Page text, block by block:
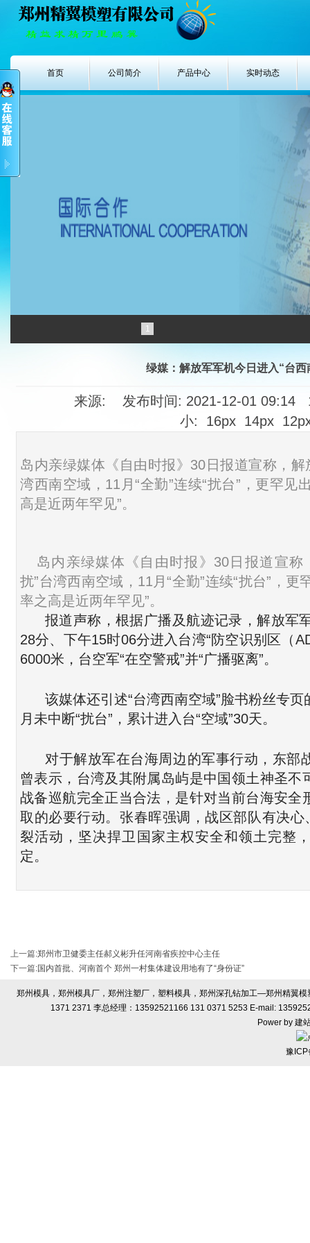
首页 公司简介 产品中心 实时动态
1
绿媒：解放军军机今日进入“台西
来源: 发布时间: 2021-12-01 09:14
小: 16px 14px
岛内亲绿媒体《自由时报》30日报道宣称，解
湾西南空域，11月“全勤”连续“扰台”，更罕见
高是近两年罕见”。
岛内亲绿媒体《自由时报》30日报道宣称
扰”台湾西南空域，11月“全勤”连续“扰台”，更
率之高是近两年罕见”。
报道声称，根据广播及航迹记录，解放军
28分、下午15时06分进入台湾“防空识别区（
6000米，台空军“在空警戒”并“广播驱离”。
该媒体还引述“台湾西南空域”脸书粉丝专
月未中断“扰台”，累计进入台“空域”30天。
对于解放军在台海周边的军事行动，东部
曾表示，台湾及其附属岛屿是中国领土神圣不
战备巡航完全正当合法，是针对当前台海安全
取的必要行动。张春晖强调，战区部队有决心
裂活动，坚决捍卫国家主权安全和领土完整
定。
上一篇:郑州市卫健委主任郝义彬升任河南省疾控中心主任
下一篇:国内首批、河南首个 郑州一村集体建设用地有了“身份证”
郑州模具，郑州模具厂，郑州注塑厂，塑料模具，郑州深孔钻加工—郑州精翼
1371 2371 李总经理：13592521166 131 0371 5253 E-mail:
Power by 建
豫